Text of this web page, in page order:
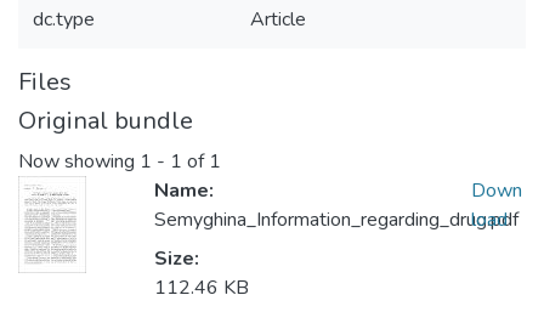
dc.type Article
Files
Original bundle
Now showing 1 - 1 of 1
Name:
Semyghina_Information_regarding_drug.pdf
Size:
112.46 KB
Down
load